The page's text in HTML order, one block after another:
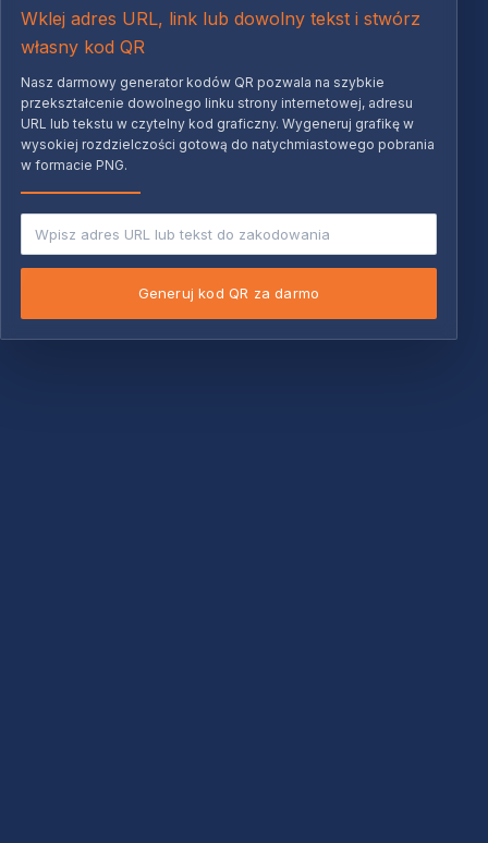
Wklej adres URL, link lub dowolny tekst i stwórz
własny kod QR
Nasz darmowy generator kodów QR pozwala na szybkie
przekształcenie dowolnego linku strony internetowej, adresu
URL lub tekstu w czytelny kod graficzny. Wygeneruj grafikę w
wysokiej rozdzielczości gotową do natychmiastowego pobrania
w formacie PNG.
Generuj kod QR za darmo